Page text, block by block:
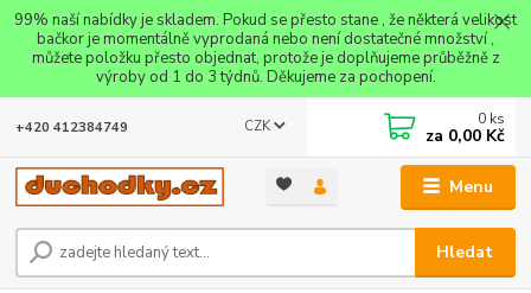
99% naší nabídky je skladem. Pokud se přesto stane , že některá velikost
bačkor je momentálně vyprodaná nebo není dostatečné množství ,
můžete položku přesto objednat, protože je doplňujeme průběžně z
výroby od 1 do 3 týdnů. Děkujeme za pochopení.
Menu
CZK
Hledat
+420 412384749 0 ks
za 0,00 Kč